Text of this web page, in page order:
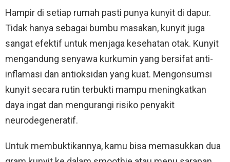
Hampir di setiap rumah pasti punya kunyit di dapur.
Tidak hanya sebagai bumbu masakan, kunyit juga
sangat efektif untuk menjaga kesehatan otak. Kunyit
mengandung senyawa kurkumin yang bersifat anti-
inflamasi dan antioksidan yang kuat. Mengonsumsi
kunyit secara rutin terbukti mampu meningkatkan
daya ingat dan mengurangi risiko penyakit
neurodegeneratif.
Untuk membuktikannya, kamu bisa memasukkan dua